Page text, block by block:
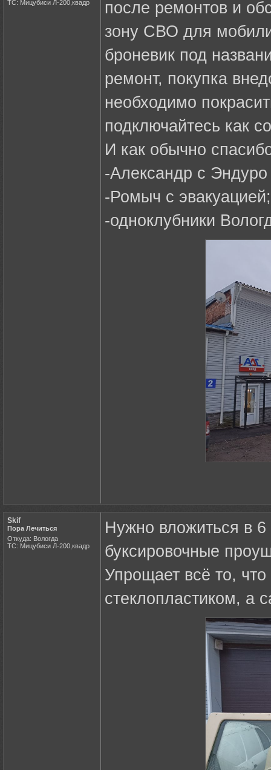
ТС: Мицубиси Л-200,квадр
после ремонтов и
зону СВО для
броневик под
ремонт, покупка
необходимо
подключайтесь как
И как обычно
-Александр с
-Ромыч с эвакуацией;
-одноклубники
Skif
Пора Лечиться
Откуда: Вологда
ТС: Мицубиси Л-200,квадр
Нужно вложиться в
буксировочные
Упрощает всё то,
стеклопластиком, а